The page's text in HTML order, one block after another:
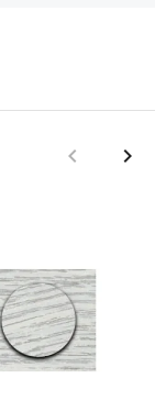
Poprzedni
keyboard_arrow_left keyboard_arrow_right